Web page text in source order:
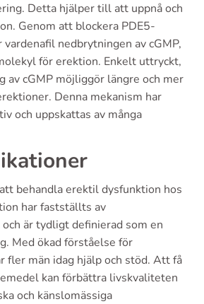
Detta hjälper till att uppnå och
Genom att blockera PDE5-
nedbrytningen av cGMP,
för erektion. Enkelt uttryckt,
av cGMP möjliggör längre och mer
Denna mekanism har
och uppskattas av många
behandla erektil dysfunktion hos
har fastställts av
är tydligt definierad som en
Med ökad förståelse för
fler män idag hjälp och stöd. Att få
kan förbättra livskvaliteten
och känslomässiga